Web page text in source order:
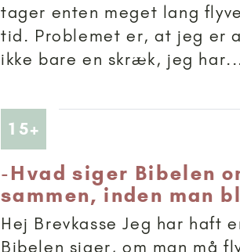
tager enten meget lang
tid. Problemet er, at jeg er
ikke bare en skræk, jeg
15+
-Hvad siger Bibelen
sammen, inden man
Hej Brevkasse Jeg har haft
Bibelen siger, om man må